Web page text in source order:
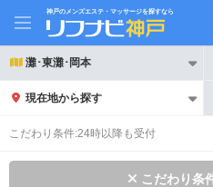
神戸のメンズエステ・マッサージを探すなら
灘･東灘･岡本
現在地から探す
こだわり条件:24時以降も受付
こだわり条